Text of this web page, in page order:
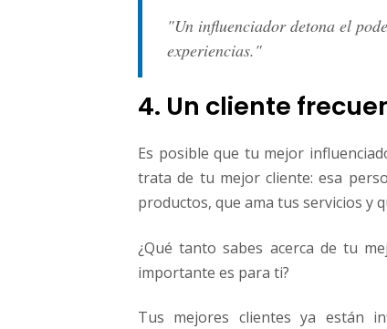
"Un influenciador detona el
experiencias."
4. Un cliente
Es posible que tu mejor
trata de tu mejor cliente: esa
productos, que ama tus servicios y
¿Qué tanto sabes acerca de tu
importante es para ti?
Tus mejores clientes ya están